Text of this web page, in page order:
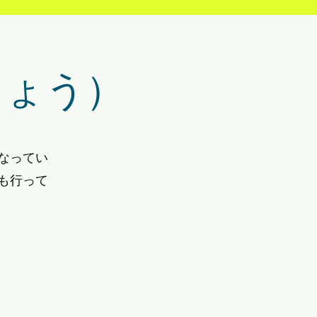
う）
ってい
行って